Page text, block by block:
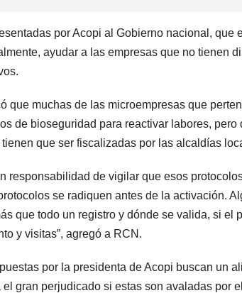
por Acopi al Gobierno nacional,
ayudar a las empresas que no tienen
que muchas de las microempresas que
de bioseguridad para reactivar labores,
que ser fiscalizadas por las alcaldías
responsabilidad de vigilar que esos
se radiquen antes de la activación.
que todo un registro y dónde se valida, si el
y visitas”, agregó a RCN.
por la presidenta de Acopi buscan un
gran perjudicado si estas son avaladas por